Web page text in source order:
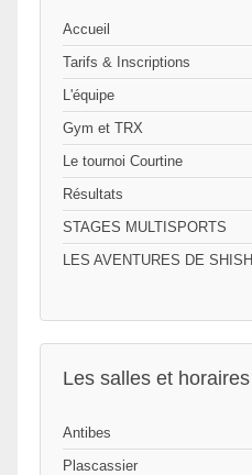
Accueil
Tarifs & Inscriptions
L'équipe
Gym et TRX
Le tournoi Courtine
Résultats
STAGES MULTISPORTS
LES AVENTURES DE SHISHI
Les salles et horaires
Antibes
Plascassier